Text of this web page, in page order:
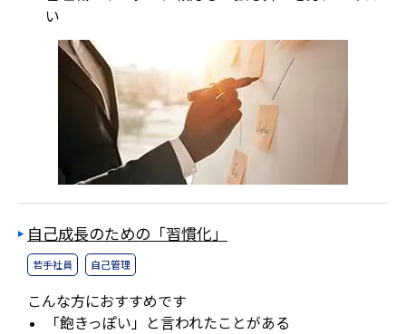
い
自己成長のための「習慣化」
若手社員 自己管理
こんな方におすすめです
「飽きっぽい」と言われたことがある